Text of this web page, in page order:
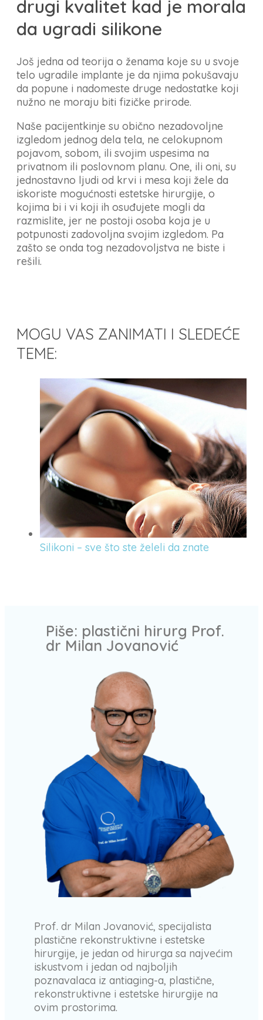
drugi kvalitet kad je morala
da ugradi silikone
Još jedna od teorija o ženama koje su u svoje
telo ugradile implante je da njima pokušavaju
da popune i nadomeste druge nedostatke koji
nužno ne moraju biti fizičke prirode.
Naše pacijentkinje su obično nezadovoljne
izgledom jednog dela tela, ne celokupnom
pojavom, sobom, ili svojim uspesima na
privatnom ili poslovnom planu. One, ili oni, su
jednostavno ljudi od krvi i mesa koji žele da
iskoriste mogućnosti estetske hirurgije, o
kojima bi i vi koji ih osuđujete mogli da
razmislite, jer ne postoji osoba koja je u
potpunosti zadovoljna svojim izgledom. Pa
zašto se onda tog nezadovoljstva ne biste i
rešili.
MOGU VAS ZANIMATI I SLEDEĆE
TEME:
Silikoni – sve što ste želeli da znate
Piše: plastični hirurg Prof.
dr Milan Jovanović
Prof. dr Milan Jovanović, specijalista
plastične rekonstruktivne i estetske
hirurgije, je jedan od hirurga sa najvećim
iskustvom i jedan od najboljih
poznavalaca iz antiaging-a, plastične,
rekonstruktivne i estetske hirurgije na
ovim prostorima.